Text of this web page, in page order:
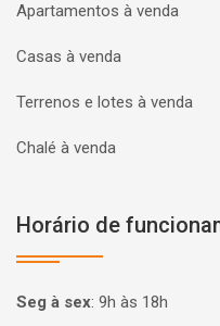
Apartamentos à venda
Casas à venda
Terrenos e lotes à venda
Chalé à venda
Horário de
Seg à sex: 9h às 18h